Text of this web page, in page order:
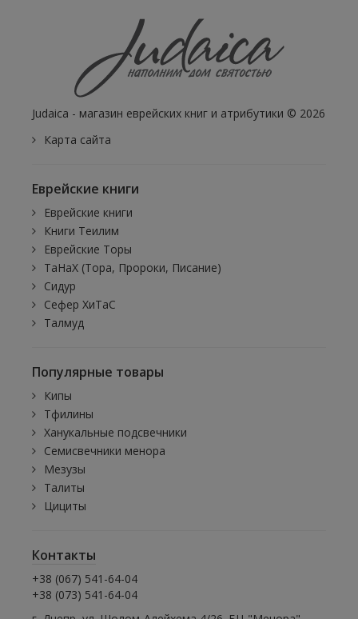
Judaica - магазин еврейских книг и атрибутики © 2026
Карта сайта
Еврейские книги
Еврейские книги
Книги Теилим
Еврейские Торы
ТаНаХ (Тора, Пророки, Писание)
Сидур
Сефер ХиТаС
Талмуд
Популярные товары
Кипы
Тфилины
Ханукальные подсвечники
Семисвечники менора
Мезузы
Талиты
Цициты
Контакты
+38 (067) 541-64-04
+38 (073) 541-64-04